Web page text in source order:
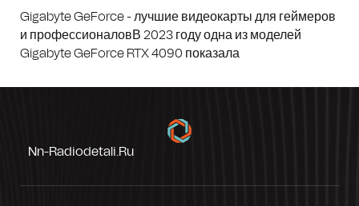
Gigabyte GeForce - лучшие видеокарты для геймеров
и профессионаловВ 2023 году одна из моделей
Gigabyte GeForce RTX 4090 показала
Nn-Radiodetali.ru